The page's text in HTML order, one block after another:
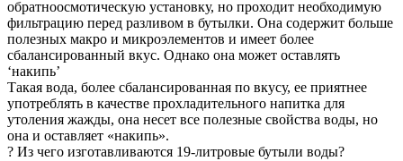
обратноосмотическую установку, но проходит необходимую
фильтрацию перед разливом в бутылки. Она содержит больше
полезных макро и микроэлементов и имеет более
сбалансированный вкус. Однако она может оставлять
‘накипь’
Такая вода, более сбалансированная по вкусу, ее приятнее
употреблять в качестве прохладительного напитка для
утоления жажды, она несет все полезные свойства воды, но
она и оставляет «накипь».
? Из чего изготавливаются 19-литровые бутыли воды?